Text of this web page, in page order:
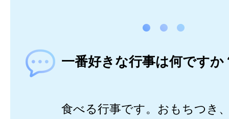
一番好きな行事は何ですか
食べる行事です。おもちつき